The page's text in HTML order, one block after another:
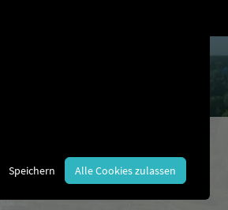
Speichern Alle Cookies zulassen